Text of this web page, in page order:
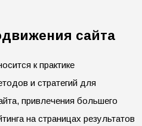
сайта
к практике
и стратегий для
привлечения большего
на страницах результатов